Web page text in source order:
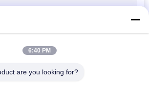
6:40 PM
are you looking for?